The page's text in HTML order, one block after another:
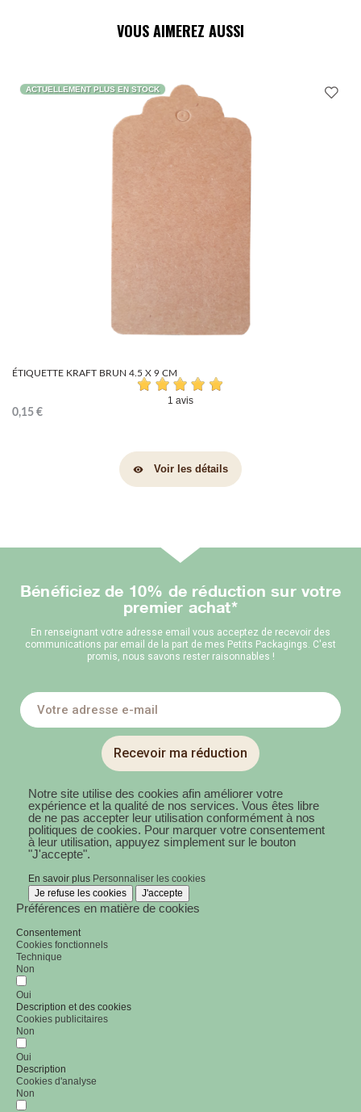
VOUS AIMEREZ AUSSI
ACTUELLEMENT PLUS EN STOCK
ÉTIQUETTE KRAFT BRUN 4.5 X 9 CM
1 avis
0,15 €
visibility Voir les détails
Bénéficiez de 10% de réduction sur votre
premier achat*
En renseignant votre adresse email vous acceptez de recevoir des
communications par email de la part de mes Petits Packagings. C'est
promis, nous savons rester raisonnables !
Recevoir ma réduction
Notre site utilise des cookies afin améliorer votre
expérience et la qualité de nos services. Vous êtes libre
de ne pas accepter leur utilisation conformément à nos
politiques de cookies. Pour marquer votre consentement
à leur utilisation, appuyez simplement sur le bouton
"J'accepte".
En savoir plus Personnaliser les cookies
Je refuse les cookies
J'accepte
Préférences en matière de cookies
Consentement
Cookies fonctionnels
Technique
Non
Oui
Description et des cookies
Cookies publicitaires
Non
Oui
Description
Cookies d'analyse
Non